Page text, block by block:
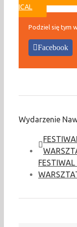
ICAL
Podziel się tym
Facebook
Wydarzenie